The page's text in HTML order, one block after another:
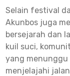
Selain festival
Akunbos juga
bersejarah dan
kuil suci,
yang
menjelajahi